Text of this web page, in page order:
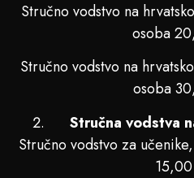
Stručno vodstvo na
osoba
Stručno vodstvo na
osoba
Stručna vodstva
Stručno vodstvo za